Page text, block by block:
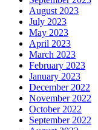
August 2023
July 2023
May 2023
April 2023
March 2023
February 2023
January 2023
December 2022
November 2022
October 2022
September 2022